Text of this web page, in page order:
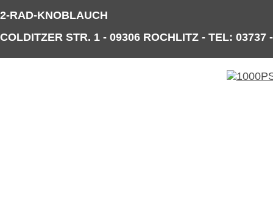
2-RAD-KNOBLAUCH
COLDITZER STR. 1 - 09306 ROCHLITZ - TEL: 03737